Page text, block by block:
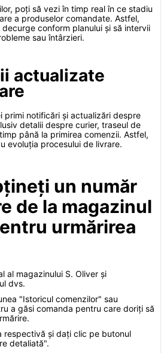
poți să vezi în timp real în ce stadiu
a produselor comandate. Astfel,
conform planului și să intervii
sau întârzieri.
actualizate
primi notificări și actualizări despre
detalii despre curier, traseul de
până la primirea comenzii. Astfel,
evoluția procesului de livrare.
un număr
de la magazinul
urmărirea
al magazinului S. Oliver și
dvs.
"Istoricul comenzilor" sau
a găsi comanda pentru care doriți să
respectivă și dați clic pe butonul
detaliată".